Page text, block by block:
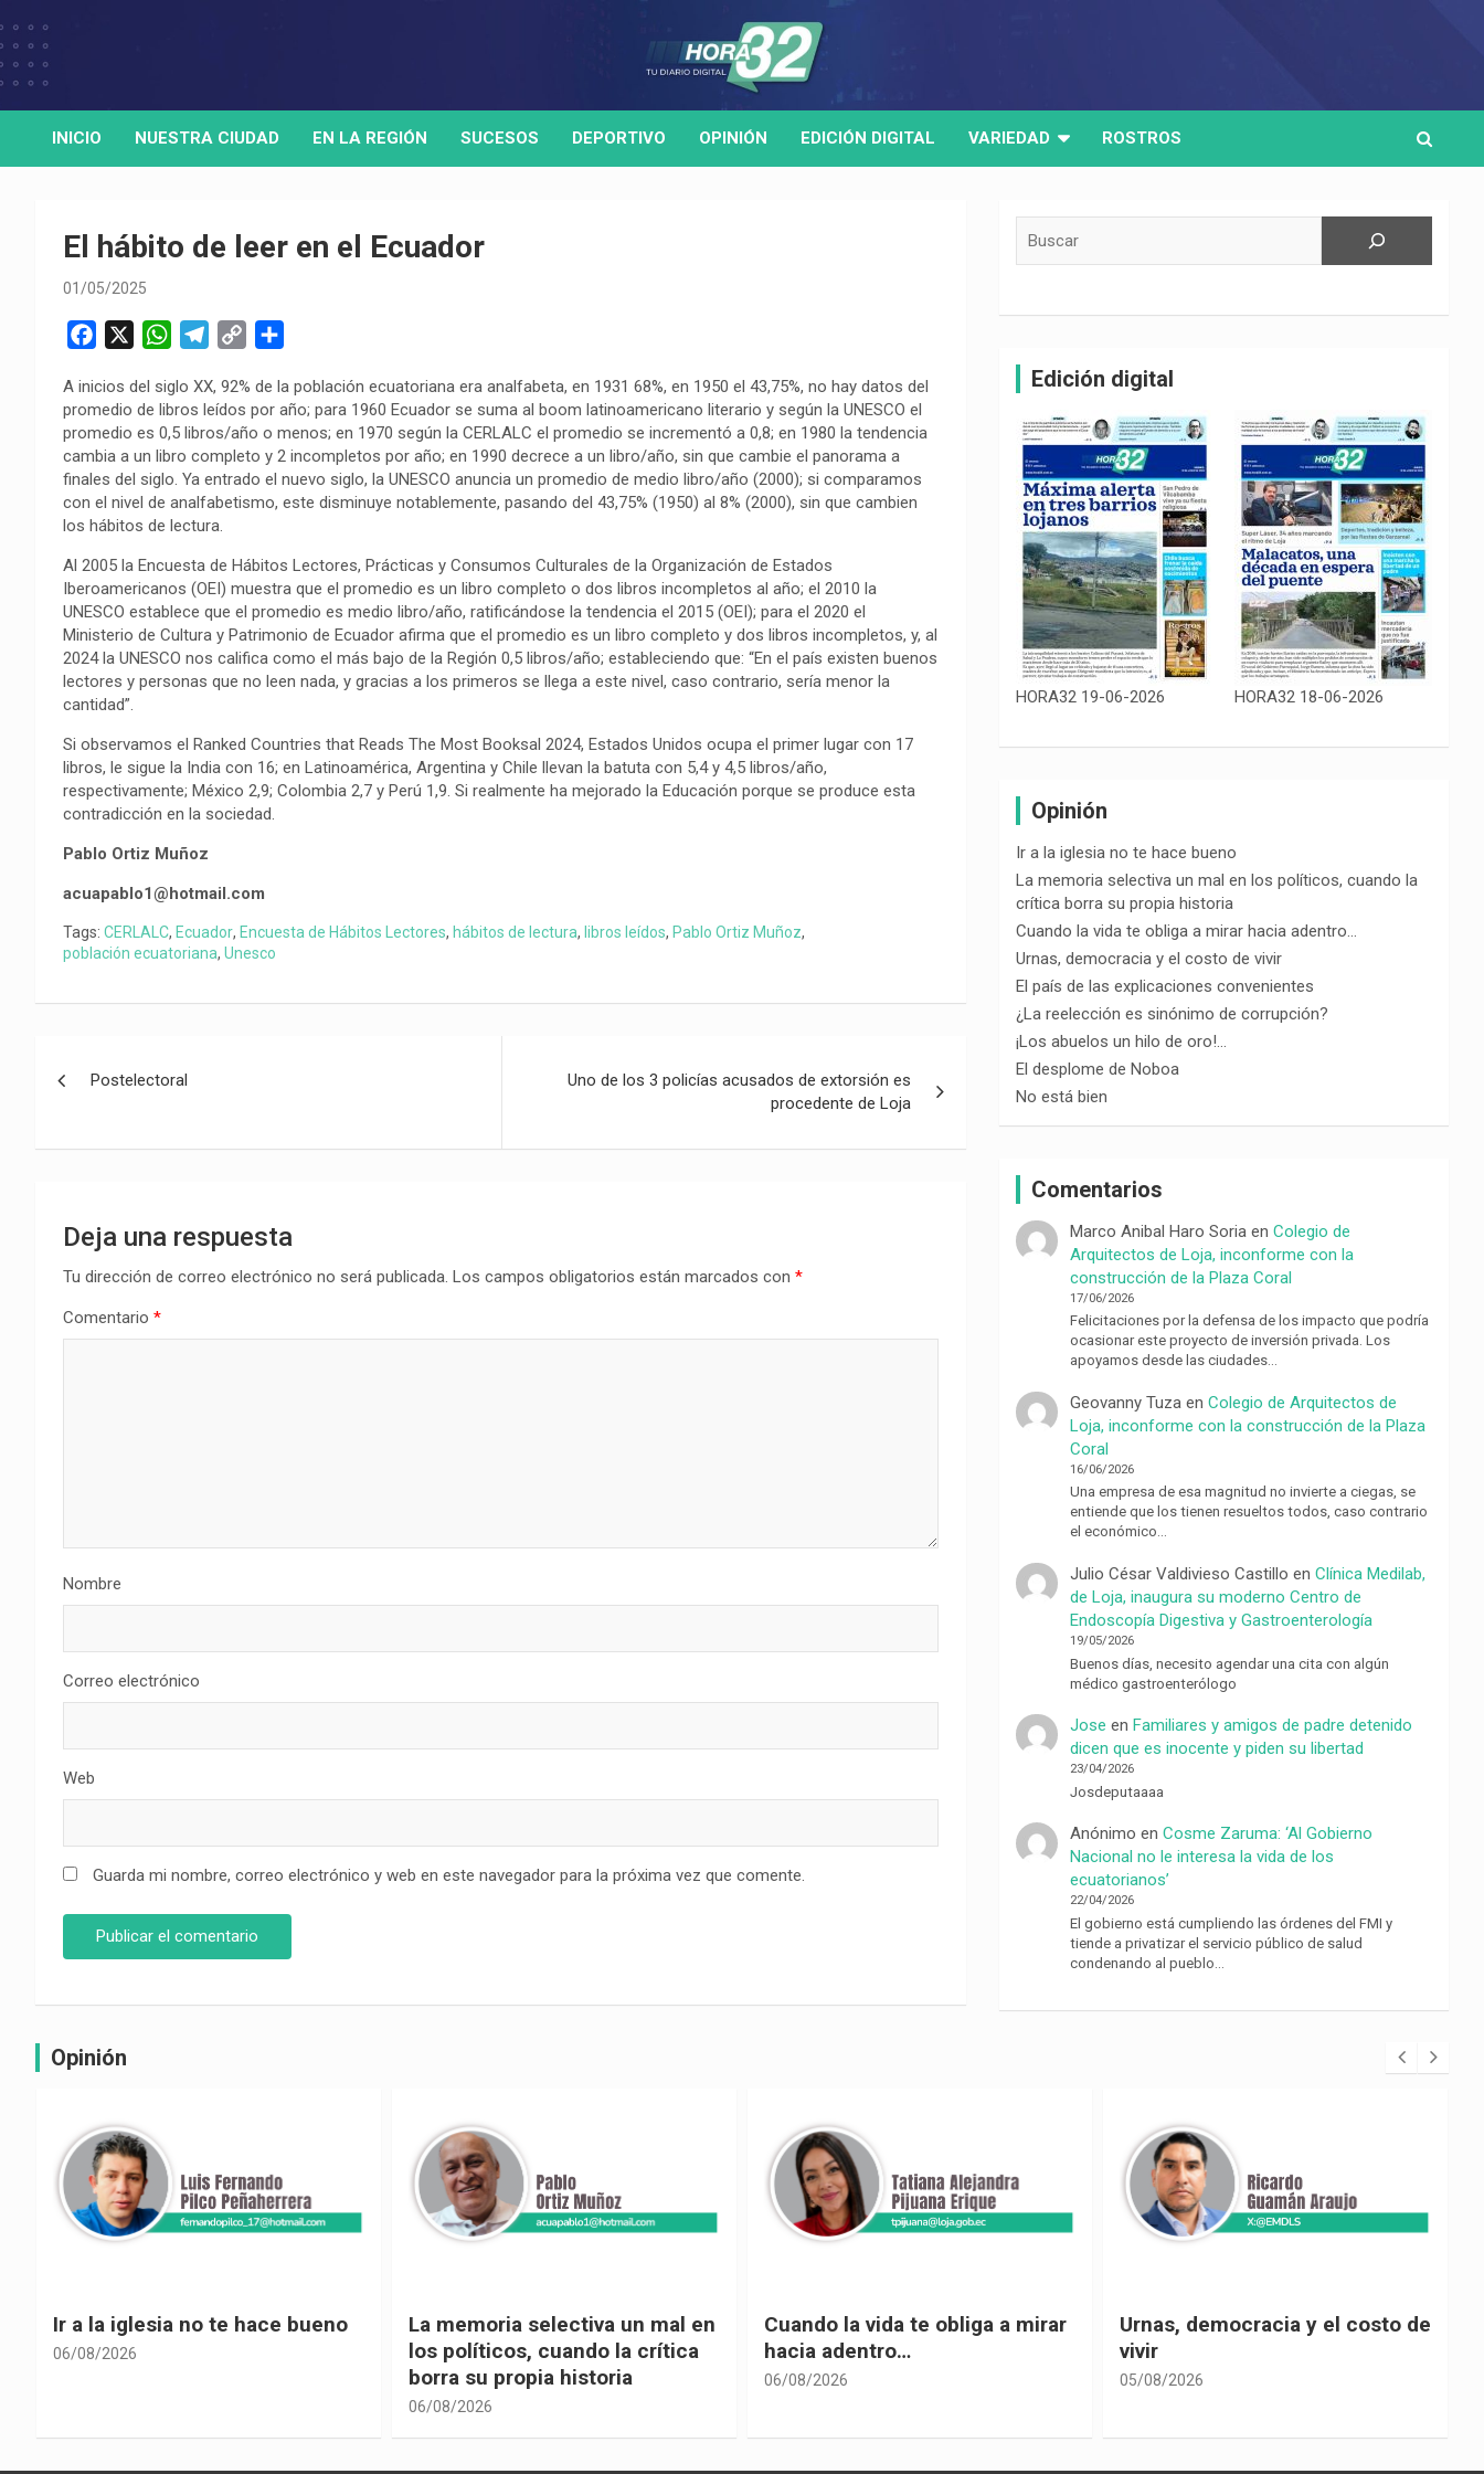
to
HORA32
Medio de comunicación digital
INICIO NUESTRA CIUDAD EN LA REGIÓN SUCESOS DEPORTIVO OPINIÓN EDICIÓN DIGITAL VARIEDAD ROSTROS
El hábito de leer en el Ecuador
01/05/2025
c
e
b
o
o
k
W
a
t
s
A
p
p
l
e
g
r
a
m
p
y
L
i
n
m
p
a
r
t
r
A inicios del siglo XX, 92% de la población ecuatoriana era analfabeta, en 1931 68%, en 1950 el 43,75%, no hay datos del
promedio de libros leídos por año; para 1960 Ecuador se suma al boom latinoamericano literario y según la UNESCO el
promedio es 0,5 libros/año o menos; en 1970 según la CERLALC el promedio se incrementó a 0,8; en 1980 la tendencia
cambia a un libro completo y 2 incompletos por año; en 1990 decrece a un libro/año, sin que cambie el panorama a
finales del siglo. Ya entrado el nuevo siglo, la UNESCO anuncia un promedio de medio libro/año (2000); si comparamos
con el nivel de analfabetismo, este disminuye notablemente, pasando del 43,75% (1950) al 8% (2000), sin que cambien
los hábitos de lectura.
Al 2005 la Encuesta de Hábitos Lectores, Prácticas y Consumos Culturales de la Organización de Estados
Iberoamericanos (OEI) muestra que el promedio es un libro completo o dos libros incompletos al año; el 2010 la
UNESCO establece que el promedio es medio libro/año, ratificándose la tendencia el 2015 (OEI); para el 2020 el
Ministerio de Cultura y Patrimonio de Ecuador afirma que el promedio es un libro completo y dos libros incompletos, y, al
2024 la UNESCO nos califica como el más bajo de la Región 0,5 libros/año; estableciendo que: “En el país existen buenos
lectores y personas que no leen nada, y gracias a los primeros se llega a este nivel, caso contrario, sería menor la
cantidad”.
Si observamos el Ranked Countries that Reads The Most Booksal 2024, Estados Unidos ocupa el primer lugar con 17
libros, le sigue la India con 16; en Latinoamérica, Argentina y Chile llevan la batuta con 5,4 y 4,5 libros/año,
respectivamente; México 2,9; Colombia 2,7 y Perú 1,9. Si realmente ha mejorado la Educación porque se produce esta
contradicción en la sociedad.
Pablo Ortiz Muñoz
acuapablo1@hotmail.com
Tags: CERLALC, Ecuador, Encuesta de Hábitos Lectores, hábitos de lectura, libros leídos, Pablo Ortiz Muñoz,
población ecuatoriana, Unesco
entradas
Postelectoral
Uno de los 3 policías acusados de extorsión es
procedente de Loja
Deja una respuesta
Tu dirección de correo electrónico no será publicada. Los campos obligatorios están marcados con *
Comentario *
Nombre
Correo electrónico
Web
Guarda mi nombre, correo electrónico y web en este navegador para la próxima vez que comente.
Edición digital
HORA32 19-06-2026 HORA32 18-06-2026
Opinión
Ir a la iglesia no te hace bueno
La memoria selectiva un mal en los políticos, cuando la
crítica borra su propia historia
Cuando la vida te obliga a mirar hacia adentro…
Urnas, democracia y el costo de vivir
El país de las explicaciones convenientes
¿La reelección es sinónimo de corrupción?
¡Los abuelos un hilo de oro!…
El desplome de Noboa
No está bien
Comentarios
Marco Anibal Haro Soria enColegio de
Arquitectos de Loja, inconforme con la
construcción de la Plaza Coral
17/06/2026
Felicitaciones por la defensa de los impacto que podría
ocasionar este proyecto de inversión privada. Los
apoyamos desde las ciudades…
Geovanny Tuza enColegio de Arquitectos de
Loja, inconforme con la construcción de la Plaza
Coral
16/06/2026
Una empresa de esa magnitud no invierte a ciegas, se
entiende que los tienen resueltos todos, caso contrario
el económico…
Julio César Valdivieso Castillo enClínica Medilab,
de Loja, inaugura su moderno Centro de
Endoscopía Digestiva y Gastroenterología
19/05/2026
Buenos días, necesito agendar una cita con algún
médico gastroenterólogo
Jose enFamiliares y amigos de padre detenido
dicen que es inocente y piden su libertad
23/04/2026
Josdeputaaaa
Anónimo enCosme Zaruma: ‘Al Gobierno
Nacional no le interesa la vida de los
ecuatorianos’
22/04/2026
El gobierno está cumpliendo las órdenes del FMI y
tiende a privatizar el servicio público de salud
condenando al pueblo…
Opinión
La memoria selectiva un mal en
los políticos, cuando la crítica
Cuando la vida te obliga a mirar
hacia adentro…
06/08/2026
Urnas, democracia y el costo de
vivir
05/08/2026
El país de las explicaciones
convenientes
05/08/2026